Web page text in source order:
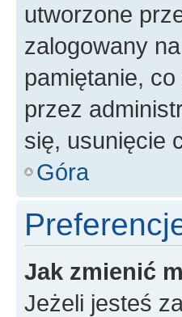
utworzone
zalogowany
pamiętanie, co
przez
się, usunięcie
Góra
Jak zmienić
Jeżeli jesteś